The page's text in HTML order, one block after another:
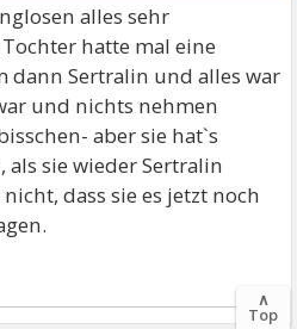
alles sehr
hatte mal eine
dann Sertralin und alles war
und nichts nehmen
aber sie hat`s
als sie wieder Sertralin
dass sie es jetzt noch
∧
Top